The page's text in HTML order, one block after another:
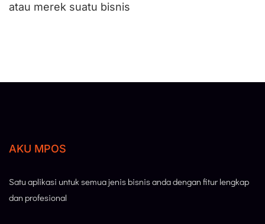
atau merek suatu bisnis
AKU MPOS
Satu aplikasi untuk semua jenis bisnis anda dengan fitur lengkap
dan profesional